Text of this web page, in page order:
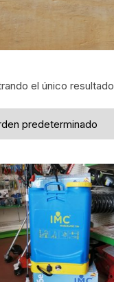
el único resultado